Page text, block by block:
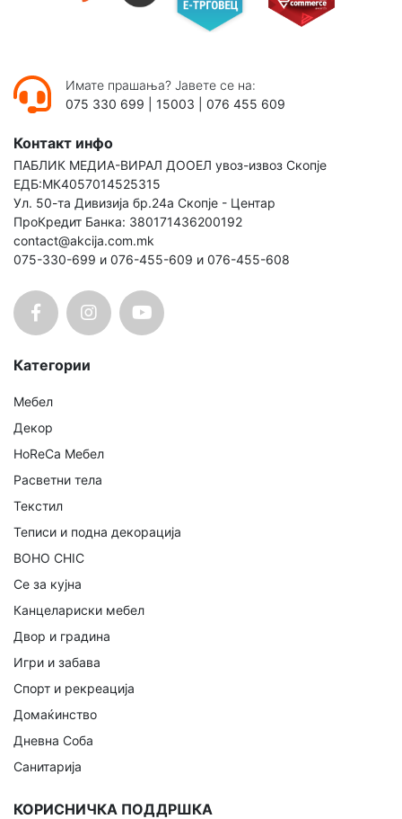
Имате прашања? Јавете се на:
075 330 699
15003 076 455 609
Контакт инфо
ПАБЛИК МЕДИА-ВИРАЛ ДООЕЛ увоз-извоз Скопје
ЕДБ:МК4057014525315
Ул. 50-та Дивизија бр.24а Скопје - Центар
ПроКредит Банка: 380171436200192
contact@akcija.com.mk
075-330-699 и 076-455-609 и 076-455-608
Категории
Мебел
Декор
HoReCa Мебел
Расветни тела
Текстил
Теписи и подна декорација
BOHO CHIC
Се за кујна
Канцелариски мебел
Двор и градина
Игри и забава
Спорт и рекреација
Домаќинство
Дневна Соба
Санитарија
КОРИСНИЧКА ПОДДРШКА